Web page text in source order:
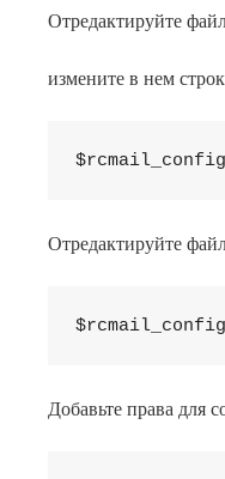
Отредактируйте
измените в нем
Отредактируйте
Добавьте права для